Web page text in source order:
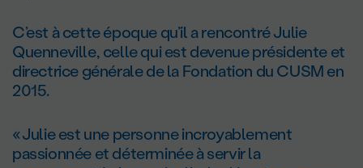
C’est à cette époque qu’il a rencontré Julie
Quenneville, celle qui est devenue présidente et
directrice générale de la Fondation du CUSM en
2015.
« Julie est une personne incroyablement
passionnée et déterminée à servir la